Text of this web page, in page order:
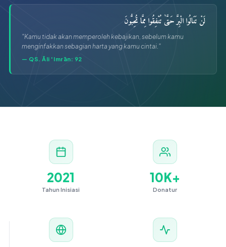
لَنْ تَنَالُوا الْبِرَّ حَتَّىٰ تُنْفِقُوا مِمَّا تُحِبُّونَ
"Kamu tidak akan memperoleh kebajikan, sebelum kamu
menginfakkan sebagian harta yang kamu cintai."
— QS. Āli 'Imrān: 92
2021
Tahun Inisiasi
10K+
Donatur